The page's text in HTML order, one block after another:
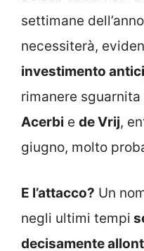
settimane
necessiterà,
investimento
rimanere
Acerbi e de Vrij,
giugno, molto
E l’attacco? Un
negli ultimi tempi
decisamente